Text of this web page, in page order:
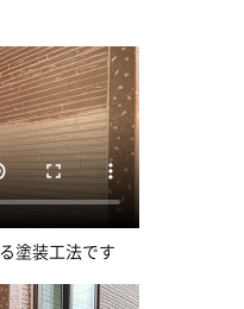
塗装工法です